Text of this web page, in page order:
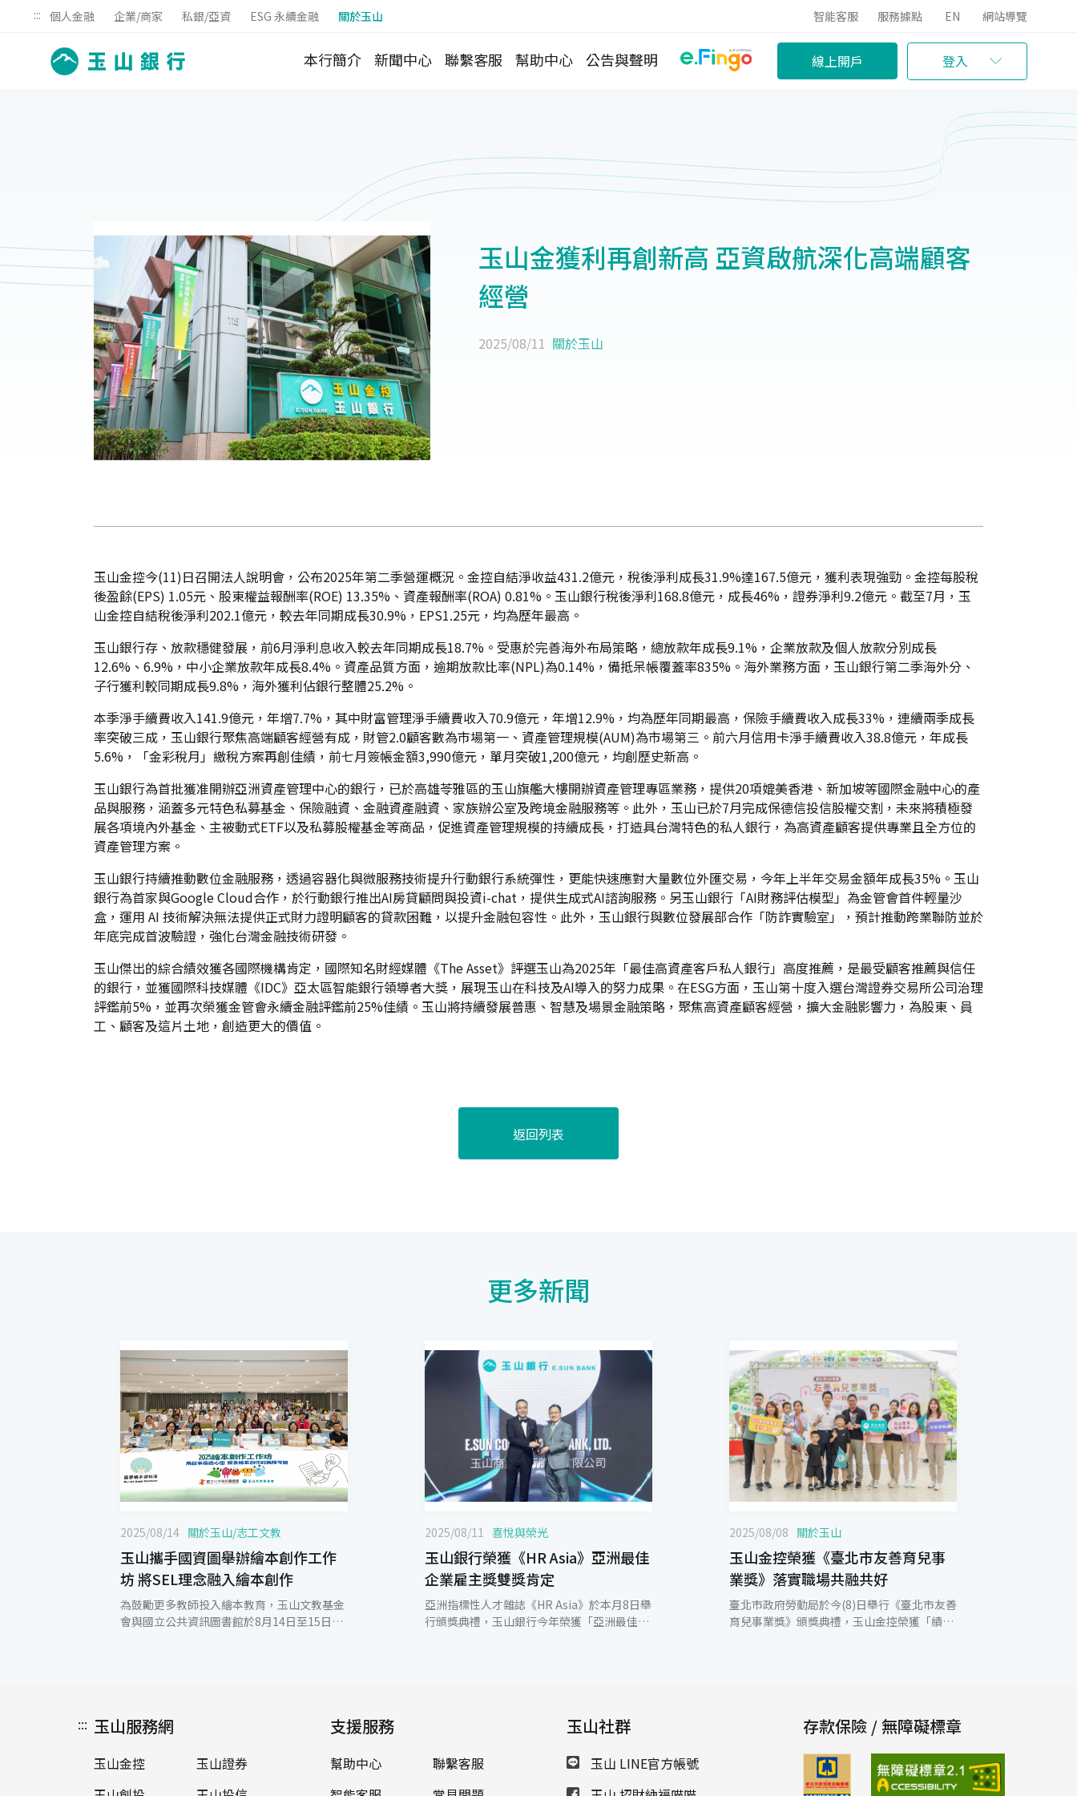
::: 個人金融 企業/商家 私銀/亞資 ESG 永續金融 關於玉山 智能客服 服務據點 EN 網站導覽
本行簡介 新聞中心 聯繫客服 幫助中心 公告與聲明 線上開戶 登入
玉山金獲利再創新高 亞資啟航深化高端顧客
經營
2025/08/11 關於玉山
玉山金控今(11)日召開法人說明會，公布2025年第二季營運概況。金控自結淨收益431.2億元，稅後淨利成長31.9%達167.5億元，獲利表現強勁。金控每股稅
後盈餘(EPS) 1.05元、股東權益報酬率(ROE) 13.35%、資產報酬率(ROA) 0.81%。玉山銀行稅後淨利168.8億元，成長46%，證券淨利9.2億元。截至7月，玉
山金控自結稅後淨利202.1億元，較去年同期成長30.9%，EPS1.25元，均為歷年最高。
玉山銀行存、放款穩健發展，前6月淨利息收入較去年同期成長18.7%。受惠於完善海外布局策略，總放款年成長9.1%，企業放款及個人放款分別成長
12.6%、6.9%，中小企業放款年成長8.4%。資產品質方面，逾期放款比率(NPL)為0.14%，備抵呆帳覆蓋率835%。海外業務方面，玉山銀行第二季海外分、
子行獲利較同期成長9.8%，海外獲利佔銀行整體25.2%。
本季淨手續費收入141.9億元，年增7.7%，其中財富管理淨手續費收入70.9億元，年增12.9%，均為歷年同期最高，保險手續費收入成長33%，連續兩季成長
率突破三成，玉山銀行聚焦高端顧客經營有成，財管2.0顧客數為市場第一、資產管理規模(AUM)為市場第三。前六月信用卡淨手續費收入38.8億元，年成長
5.6%，「金彩稅月」繳稅方案再創佳績，前七月簽帳金額3,990億元，單月突破1,200億元，均創歷史新高。
玉山銀行為首批獲准開辦亞洲資產管理中心的銀行，已於高雄苓雅區的玉山旗艦大樓開辦資產管理專區業務，提供20項媲美香港、新加坡等國際金融中心的產
品與服務，涵蓋多元特色私募基金、保險融資、金融資產融資、家族辦公室及跨境金融服務等。此外，玉山已於7月完成保德信投信股權交割，未來將積極發
展各項境內外基金、主被動式ETF以及私募股權基金等商品，促進資產管理規模的持續成長，打造具台灣特色的私人銀行，為高資產顧客提供專業且全方位的
資產管理方案。
玉山銀行持續推動數位金融服務，透過容器化與微服務技術提升行動銀行系統彈性，更能快速應對大量數位外匯交易，今年上半年交易金額年成長35%。玉山
銀行為首家與Google Cloud合作，於行動銀行推出AI房貸顧問與投資i-chat，提供生成式AI諮詢服務。另玉山銀行「AI財務評估模型」為金管會首件輕量沙
盒，運用 AI 技術解決無法提供正式財力證明顧客的貸款困難，以提升金融包容性。此外，玉山銀行與數位發展部合作「防詐實驗室」，預計推動跨業聯防並於
年底完成首波驗證，強化台灣金融技術研發。
玉山傑出的綜合績效獲各國際機構肯定，國際知名財經媒體《The Asset》評選玉山為2025年「最佳高資產客戶私人銀行」高度推薦，是最受顧客推薦與信任
的銀行，並獲國際科技媒體《IDC》亞太區智能銀行領導者大獎，展現玉山在科技及AI導入的努力成果。在ESG方面，玉山第十度入選台灣證券交易所公司治理
評鑑前5%，並再次榮獲金管會永續金融評鑑前25%佳績。玉山將持續發展普惠、智慧及場景金融策略，聚焦高資產顧客經營，擴大金融影響力，為股東、員
工、顧客及這片土地，創造更大的價值。
返回列表
更多新聞
2025/08/14 關於玉山/志工文教
玉山攜手國資圖舉辦繪本創作工作
坊 將SEL理念融入繪本創作
為鼓勵更多教師投入繪本教育，玉山文教基金
會與國立公共資訊圖書館於8月14日至15日舉
（SEL）」概念，引導創作者從心出發，打造
兼具藝術性與療癒力的繪本故事，強化國際視
野與敘事深度。 玉山文教基金會執行長許美麗
表示：「在推動繪本創作這條路上，需各界有
志一同一起投入，非憑單一資源可以辦到。特
2025/08/11 喜悅與榮光
玉山銀行榮獲《HR Asia》亞洲最佳
企業雇主獎雙獎肯定
亞洲指標性人才雜誌《HR Asia》於本月8日舉
行頒獎典禮，玉山銀行今年榮獲「亞洲最佳企
源實踐，更重視員工參與度與建構職場文化，
評選從組織文化核心（Core）、員工身心體驗
（Self）與團隊合作溝通（Group）三大面向
進行綜合評比，結合企業報告與員工匿名問卷
進行評鑑。結果顯示，玉山銀行在評鑑的各個
2025/08/08 關於玉山
玉山金控榮獲《臺北市友善育兒事
業獎》落實職場共融共好
臺北市政府勞動局於今(8)日舉行《臺北市友善
育兒事業獎》頒獎典禮，玉山金控榮獲「績優
施的優秀企業與機構，鼓勵職場營造支持育兒
的環境。玉山長期推動全方位家庭照顧制度，
以實際行動鼓勵同仁生育，建立完善的母性健
康保護計畫及多元育兒支持方案，從懷孕、生
產到哺乳及育兒規劃，提供周全貼心的措施。
::: 玉山服務網
玉山金控
玉山證券
支援服務
幫助中心
聯繫客服
玉山社群
玉山 LINE官方帳號
存款保險 / 無障礙標章